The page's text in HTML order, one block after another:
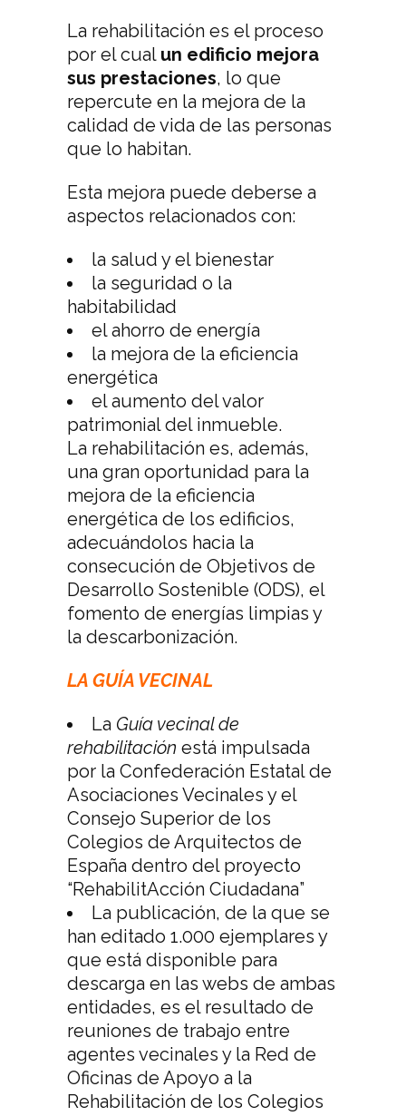
La rehabilitación es el proceso
por el cual un edificio mejora
sus prestaciones, lo que
repercute en la mejora de la
calidad de vida de las personas
que lo habitan.
Esta mejora puede deberse a
aspectos relacionados con:
la salud y el bienestar
la seguridad o la
habitabilidad
el ahorro de energía
la mejora de la eficiencia
energética
el aumento del valor
patrimonial del inmueble.
La rehabilitación es, además,
una gran oportunidad para la
mejora de la eficiencia
energética de los edificios,
adecuándolos hacia la
consecución de Objetivos de
Desarrollo Sostenible (ODS), el
fomento de energías limpias y
la descarbonización.
LA GUÍA VECINAL
La Guía vecinal de
rehabilitación está impulsada
por la Confederación Estatal de
Asociaciones Vecinales y el
Consejo Superior de los
Colegios de Arquitectos de
España dentro del proyecto
“RehabilitAcción Ciudadana”
La publicación, de la que se
han editado 1.000 ejemplares y
que está disponible para
descarga en las webs de ambas
entidades, es el resultado de
reuniones de trabajo entre
agentes vecinales y la Red de
Oficinas de Apoyo a la
Rehabilitación de los Colegios